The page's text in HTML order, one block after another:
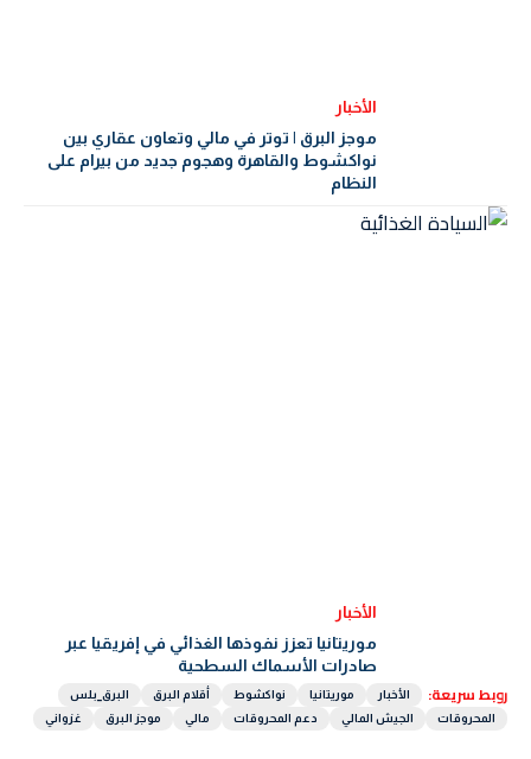
الأخبار
موجز البرق | توتر في مالي وتعاون عقاري بين
نواكشوط والقاهرة وهجوم جديد من بيرام على
النظام
الأخبار
موريتانيا تعزز نفوذها الغذائي في إفريقيا عبر
صادرات الأسماك السطحية
روبط سريعة: الأخبار موريتانيا نواكشوط أقلام البرق
البرق_بلس
المحروقات
الجيش المالي دعم المحروقات مالي موجز البرق غزواني